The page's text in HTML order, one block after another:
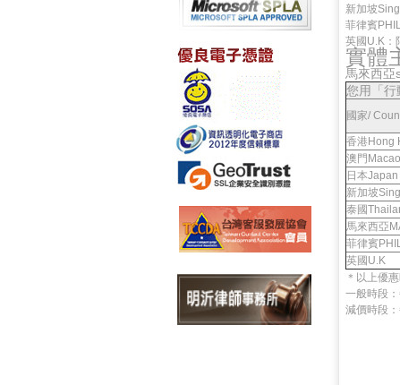
新加坡
菲律賓
英國U.K：
實體
馬來西亞
您用「行
國家/
香港Hong
澳門Macao
日本Japan
新加坡
泰國
馬來西亞
菲律賓
英國U.K
＊以上優
一般時段
減價時段